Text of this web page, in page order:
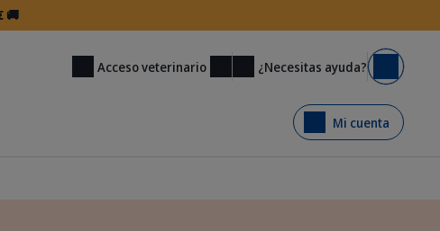
🚚
Acceso veterinario ¿Necesitas ayuda? Carrito
Mi cuenta